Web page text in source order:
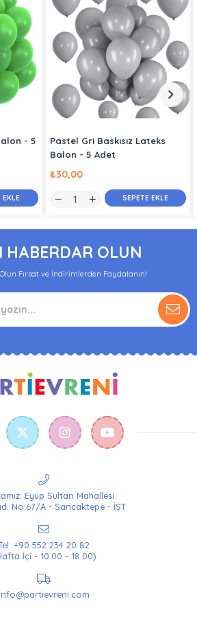
- 5
EKLE
Pastel Gri Baskısız Lateks
Balon - 5 Adet
₺30,00
SEPETE EKLE
HABERDAR OLUN
Fırsat ve İndirimlerden Faydalanın!
Eyüp Sultan Mahallesi
No:67/A - Sancaktepe - İST
+90 552 234 20 82
İçi - 10.00 - 18.00)
info@partievreni.com